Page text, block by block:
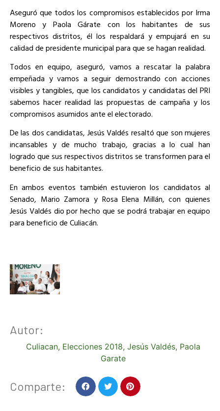
Aseguró que todos los compromisos establecidos por Irma
Moreno y Paola Gárate con los habitantes de sus
respectivos distritos, él los respaldará y empujará en su
calidad de presidente municipal para que se hagan realidad.
Todos en equipo, aseguró, vamos a rescatar la palabra
empeñada y vamos a seguir demostrando con acciones
visibles y tangibles, que los candidatos y candidatas del PRI
sabemos hacer realidad las propuestas de campaña y los
compromisos asumidos ante el electorado.
De las dos candidatas, Jesús Valdés resaltó que son mujeres
incansables y de mucho trabajo, gracias a lo cual han
logrado que sus respectivos distritos se transformen para el
beneficio de sus habitantes.
En ambos eventos también estuvieron los candidatos al
Senado, Mario Zamora y Rosa Elena Millán, con quienes
Jesús Valdés dio por hecho que se podrá trabajar en equipo
para beneficio de Culiacán.
Autor:
Culiacan, Elecciones 2018, Jesús Valdés, Paola
Garate
Comparte: